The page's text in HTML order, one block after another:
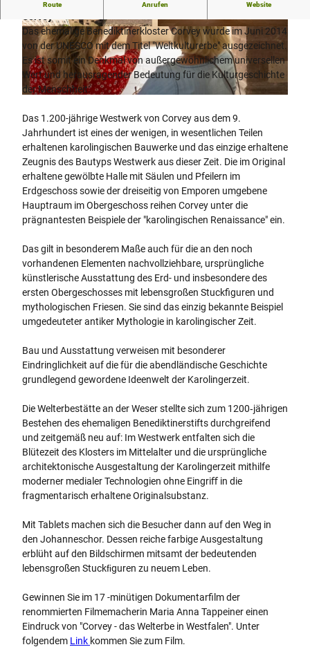
© Teutoburger Wald Tourismus, D. Ketz © Teutoburger Wald Tourismus, D. Ketz
Route Anrufen Website
Das ehemalige Benediktinerkloster Corvey wurde im Juni 2014
von der UNESCO mit dem Titel "Weltkulturerbe" ausgezeichnet.
Es ist somit ein Denkmal von außergewöhnlichem universellen
Wert und herausragender Bedeutung für die Kulturgeschichte
der Menschheit.
Das 1.200-jährige Westwerk von Corvey aus dem 9.
Jahrhundert ist eines der wenigen, in wesentlichen Teilen
erhaltenen karolingischen Bauwerke und das einzige erhaltene
Zeugnis des Bautyps Westwerk aus dieser Zeit. Die im Original
erhaltene gewölbte Halle mit Säulen und Pfeilern im
Erdgeschoss sowie der dreiseitig von Emporen umgebene
Hauptraum im Obergeschoss reihen Corvey unter die
prägnantesten Beispiele der "karolingischen Renaissance" ein.
Das gilt in besonderem Maße auch für die an den noch
vorhandenen Elementen nachvollziehbare, ursprüngliche
künstlerische Ausstattung des Erd- und insbesondere des
ersten Obergeschosses mit lebensgroßen Stuckfiguren und
mythologischen Friesen. Sie sind das einzig bekannte Beispiel
umgedeuteter antiker Mythologie in karolingischer Zeit.
Bau und Ausstattung verweisen mit besonderer
Eindringlichkeit auf die für die abendländische Geschichte
grundlegend gewordene Ideenwelt der Karolingerzeit.
Die Welterbestätte an der Weser stellte sich zum 1200‐jährigen
Bestehen des ehemaligen Benediktinerstifts durchgreifend
und zeitgemäß neu auf: Im Westwerk entfalten sich die
Blütezeit des Klosters im Mittelalter und die ursprüngliche
architektonische Ausgestaltung der Karolingerzeit mithilfe
moderner medialer Technologien ohne Eingriﬀ in die
fragmentarisch erhaltene Originalsubstanz.
Mit Tablets machen sich die Besucher dann auf den Weg in
den Johanneschor. Dessen reiche farbige Ausgestaltung
erblüht auf den Bildschirmen mitsamt der bedeutenden
lebensgroßen Stuckﬁguren zu neuem Leben.
Gewinnen Sie im 17 -minütigen Dokumentarfilm der
renommierten Filmemacherin Maria Anna Tappeiner einen
Eindruck von "Corvey - das Welterbe in Westfalen". Unter
folgendem Link kommen Sie zum Film.